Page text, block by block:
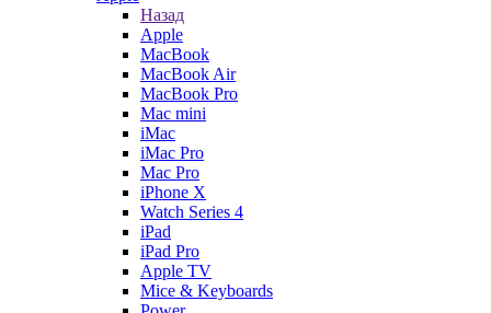
Назад
Apple
MacBook
MacBook Air
MacBook Pro
Mac mini
iMac
iMac Pro
Mac Pro
iPhone X
Watch Series 4
iPad
iPad Pro
Apple TV
Mice & Keyboards